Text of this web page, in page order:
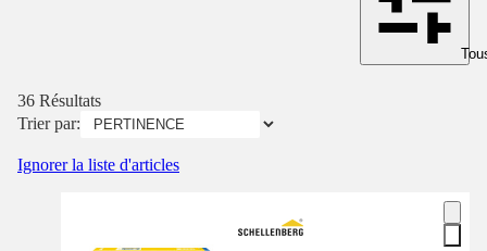
36 Résultats
Trier par:
Ignorer la liste d'articles